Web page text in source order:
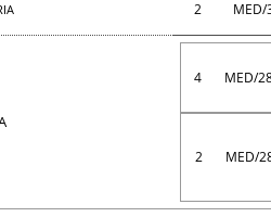
2
4 MED/
2 MED/